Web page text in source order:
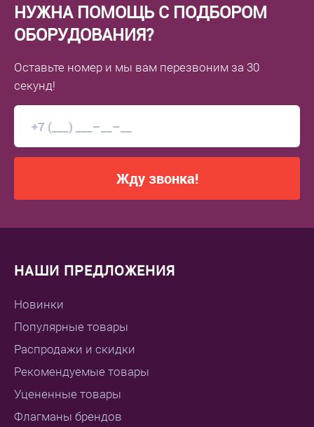
НУЖНА ПОМОЩЬ С ПОДБОРОМ
ОБОРУДОВАНИЯ?
Оставьте номер и мы вам перезвоним за 30
секунд!
Жду звонка!
НАШИ ПРЕДЛОЖЕНИЯ
Новинки
Популярные товары
Распродажи и скидки
Рекомендуемые товары
Уцененные товары
Флагманы брендов